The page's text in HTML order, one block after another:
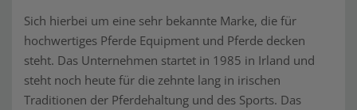
Sich hierbei um eine sehr bekannte Marke, die für
hochwertiges Pferde Equipment und Pferde decken
steht. Das Unternehmen startet in 1985 in Irland und
steht noch heute für die zehnte lang in irischen
Traditionen der Pferdehaltung und des Sports. Das